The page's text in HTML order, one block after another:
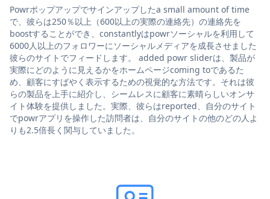
Powrポップアップでサインアップしたa small amount of time
で、彼らは250％以上（600以上の実際の連絡先）の連絡先を
boostすることができ、constantlyはpowrソーシャルを利用して
6000人以上のフォロワーにソーシャルメディアを成長させました
彼らのサイトでフィードします。 added powr sliderは、製品が
実際にどのように見えるかをホームページcoming toであるた
め、顧客にすばやく表示するための視覚的な方法です。それは彼
らの製品を上手に紹介し、シームレスに顧客に素晴らしいオンサ
イト体験を提供しました。実際、彼らはreported、自分のサイト
でpowrアプリを操作した訪問者は、自分のサイトの他のどの人よ
りも2.5倍長く関与していました。